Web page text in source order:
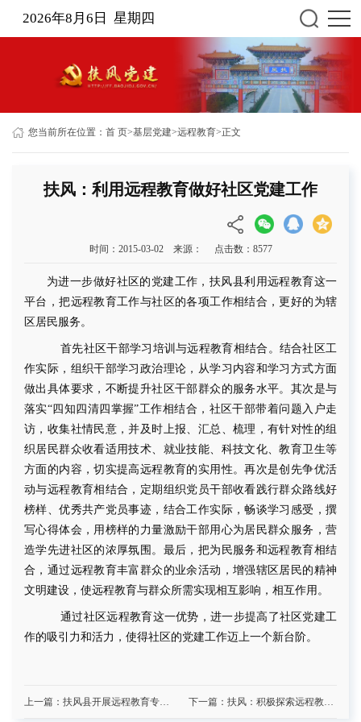
2026年8月6日 星期四
您当前所在位置： 首 页>基层党建>远程教育>正文
扶风：利用远程教育做好社区党建工作
时间：2015-03-02 来源： 点击数： 8577
为进一步做好社区的党建工作，扶风县利用远程教育这一
平台，把远程教育工作与社区的各项工作相结合，更好的为辖
区居民服务。
首先社区干部学习培训与远程教育相结合。结合社区工
作实际，组织干部学习政治理论，从学习内容和学习方式方面
做出具体要求，不断提升社区干部群众的服务水平。其次是与
落实“四知四清四掌握”工作相结合，社区干部带着问题入户走
访，收集社情民意，并及时上报、汇总、梳理，有针对性的组
织居民群众收看适用技术、就业技能、科技文化、教育卫生等
方面的内容，切实提高远程教育的实用性。再次是创先争优活
动与远程教育相结合，定期组织党员干部收看践行群众路线好
榜样、优秀共产党员事迹，结合工作实际，畅谈学习感受，撰
写心得体会，用榜样的力量激励干部用心为居民群众服务，营
造学先进社区的浓厚氛围。最后，把为民服务和远程教育相结
合，通过远程教育丰富群众的业余活动，增强辖区居民的精神
文明建设，使远程教育与群众所需实现相互影响，相互作用。
通过社区远程教育这一优势，进一步提高了社区党建工
作的吸引力和活力，使得社区的党建工作迈上一个新台阶。